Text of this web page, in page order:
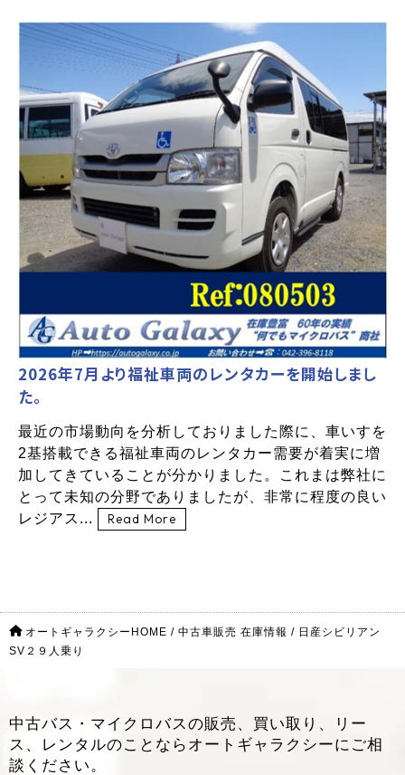
2026年7月より福祉車両のレンタカーを開始しまし
た。
最近の市場動向を分析しておりました際に、車いすを
2基搭載できる福祉車両のレンタカー需要が着実に増
加してきていることが分かりました。これまは弊社に
とって未知の分野でありましたが、非常に程度の良い
レジアス...
Read More
オートギャラクシーHOME / 中古車販売 在庫情報 / 日産シビリアン
SV２９人乗り
中古バス・マイクロバスの販売、買い取り、リー
ス、レンタルのことなら オートギャラクシーにご相
談ください。